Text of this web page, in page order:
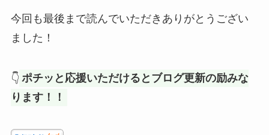
今回も最後まで読んでいただきありがとうござい
ました！
👇 ポチッと応援いただけるとブログ更新の励みな
ります！！